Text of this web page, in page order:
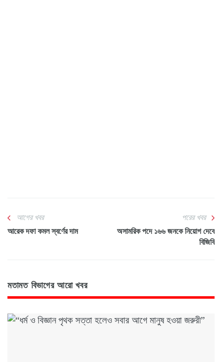
আগের খবর
আরেক দফা কমল স্বর্ণের দাম
পরের খবর
অসামরিক পদে ১৬৬ জনকে নিয়োগ দেবে
বিজিবি
মতামত বিভাগের আরো খবর